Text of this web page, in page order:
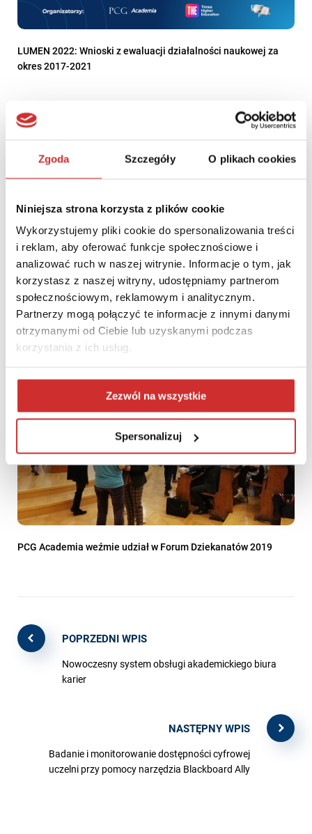
Zgoda Szczegóły O plikach cookies
Niniejsza strona korzysta z plików cookie
Wykorzystujemy pliki cookie do spersonalizowania treści
i reklam, aby oferować funkcje społecznościowe i
analizować ruch w naszej witrynie. Informacje o tym, jak
korzystasz z naszej witryny, udostępniamy partnerom
społecznościowym, reklamowym i analitycznym.
Partnerzy mogą połączyć te informacje z innymi danymi
otrzymanymi od Ciebie lub uzyskanymi podczas
korzystania z ich usług.
Zezwól na wszystkie
Spersonalizuj
LUMEN 2022: Wnioski z ewaluacji działalności naukowej za
okres 2017-2021
Edukacja zdalna na wyższych uczelniach – checklista
PCG Academia weźmie udział w Forum Dziekanatów 2019
POPRZEDNI WPIS
Nowoczesny system obsługi akademickiego biura
karier
NASTĘPNY WPIS
Badanie i monitorowanie dostępności cyfrowej
uczelni przy pomocy narzędzia Blackboard Ally